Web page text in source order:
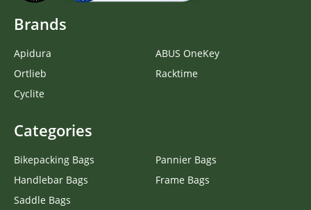
Brands
Apidura
Ortlieb
Cyclite
ABUS OneKey
Racktime
Categories
Bikepacking Bags
Handlebar Bags
Saddle Bags
Pannier Bags
Frame Bags